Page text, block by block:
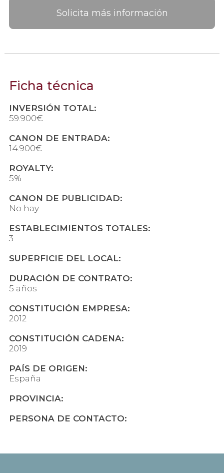
Solicita más información
Ficha técnica
INVERSIÓN TOTAL:
59.900€
CANON DE ENTRADA:
14.900€
ROYALTY:
5%
CANON DE PUBLICIDAD:
No hay
ESTABLECIMIENTOS TOTALES:
3
SUPERFICIE DEL LOCAL:
DURACIÓN DE CONTRATO:
5 años
CONSTITUCIÓN EMPRESA:
2012
CONSTITUCIÓN CADENA:
2019
PAÍS DE ORIGEN:
España
PROVINCIA:
PERSONA DE CONTACTO: